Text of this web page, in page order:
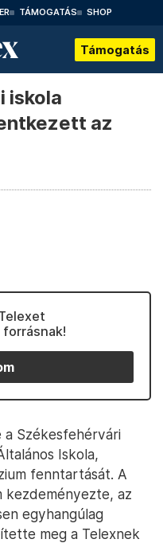
TÁMOGATÁS SHOP
Támogatás
iskola
az
a Székesfehérvári
Iskola,
fenntartását. A
az
egyhangúlag
meg a Telexnek